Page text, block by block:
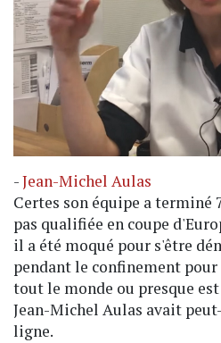
-Jean-Michel Aulas
Certes son équipe a terminé
pas qualifiée en coupe
il a été moqué pour s'être
pendant le confinement
tout le monde ou presque
Jean-Michel Aulas avait
ligne.